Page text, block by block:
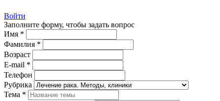
Войти
Заполните форму, чтобы задать вопрос
Имя *
Фамилия *
Возраст
E-mail *
Телефон
Рубрика
Тема *